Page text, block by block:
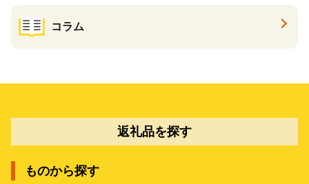
コラム
返礼品を探す
ものから探す